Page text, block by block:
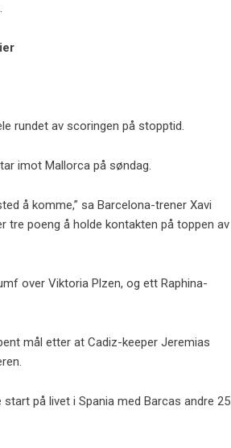
rundet av scoringen på stopptid.
imot Mallorca på søndag.
å komme,” sa Barcelona-trener Xavi
tre poeng å holde kontakten på toppen av
over Viktoria Plzen, og ett Raphina-
mål etter at Cadiz-keeper Jeremias
på livet i Spania med Barcas andre 25